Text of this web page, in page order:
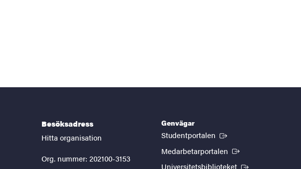
Besöksadress
Hitta organisation
Org. nummer: 202100-3153
Genvägar
Studentportalen (Extern länk)
Medarbetarportalen (Extern länk)
Universitetsbiblioteket (Extern länk)